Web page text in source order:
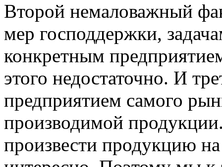
Второй немаловажный
мер господдержки,
конкретным
этого недостаточно. И
предприятием самого
производимой
произвести продукцию